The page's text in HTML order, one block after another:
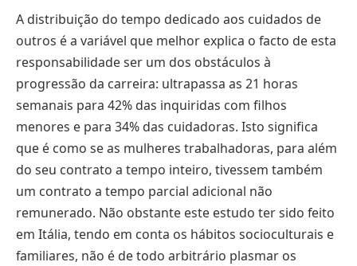
A distribuição do tempo dedicado aos cuidados de
outros é a variável que melhor explica o facto de esta
responsabilidade ser um dos obstáculos à
progressão da carreira: ultrapassa as 21 horas
semanais para 42% das inquiridas com filhos
menores e para 34% das cuidadoras. Isto significa
que é como se as mulheres trabalhadoras, para além
do seu contrato a tempo inteiro, tivessem também
um contrato a tempo parcial adicional não
remunerado. Não obstante este estudo ter sido feito
em Itália, tendo em conta os hábitos socioculturais e
familiares, não é de todo arbitrário plasmar os